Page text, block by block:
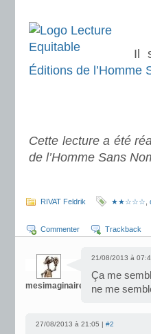
Il
Éditions de l’Homme
Cette lecture a été
de l’Homme Sans
RIVAT Feldrik ★★☆☆☆
Commenter Trackback
mesimaginaires41
21/08/2013 à
Ça me
ne me
27/08/2013 à 21:05 | #2